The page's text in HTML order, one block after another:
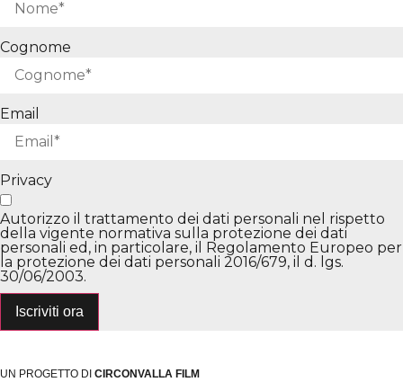
Cognome
Email
Privacy
Autorizzo il trattamento dei dati personali nel rispetto
della vigente normativa sulla protezione dei dati
personali ed, in particolare, il Regolamento Europeo per
la protezione dei dati personali 2016/679, il d. lgs.
30/06/2003.
Iscriviti ora
UN PROGETTO DI CIRCONVALLA FILM